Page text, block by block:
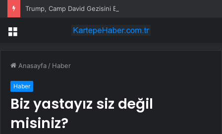
Trump, Camp David Gezisini Erteledi
Menü
Anasayfa / Haber
Haber
Biz yastayız siz değil
misiniz?